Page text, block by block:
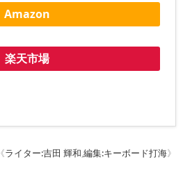
Amazon
楽天市場
《ライター:吉田 輝和,編集:キーボード打海》